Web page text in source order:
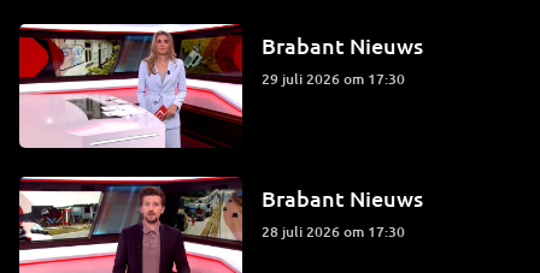
Brabant Nieuws
29 juli 2026 om 17:30
Brabant Nieuws
28 juli 2026 om 17:30